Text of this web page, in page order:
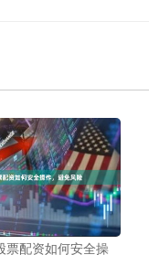
票配资如何安全操